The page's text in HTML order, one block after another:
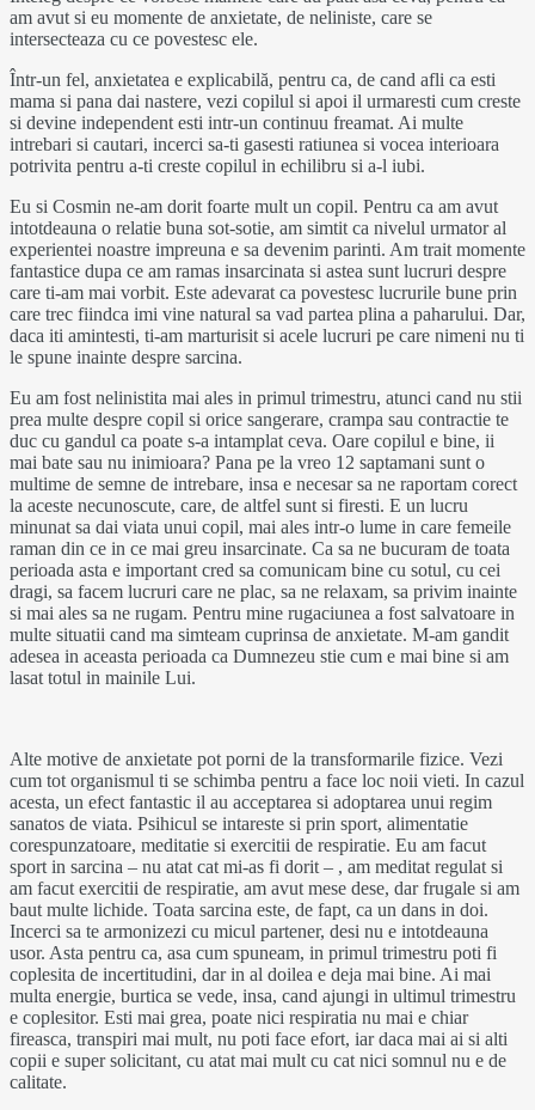
am avut si eu momente de anxietate, de neliniste, care se
intersecteaza cu ce povestesc ele.
Într-un fel, anxietatea e explicabilă, pentru ca, de cand afli ca esti
mama si pana dai nastere, vezi copilul si apoi il urmaresti cum creste
si devine independent esti intr-un continuu freamat. Ai multe
intrebari si cautari, incerci sa-ti gasesti ratiunea si vocea interioara
potrivita pentru a-ti creste copilul in echilibru si a-l iubi.
Eu si Cosmin ne-am dorit foarte mult un copil. Pentru ca am avut
intotdeauna o relatie buna sot-sotie, am simtit ca nivelul urmator al
experientei noastre impreuna e sa devenim parinti. Am trait momente
fantastice dupa ce am ramas insarcinata si astea sunt lucruri despre
care ti-am mai vorbit. Este adevarat ca povestesc lucrurile bune prin
care trec fiindca imi vine natural sa vad partea plina a paharului. Dar,
daca iti amintesti, ti-am marturisit si acele lucruri pe care nimeni nu ti
le spune inainte despre sarcina.
Eu am fost nelinistita mai ales in primul trimestru, atunci cand nu stii
prea multe despre copil si orice sangerare, crampa sau contractie te
duc cu gandul ca poate s-a intamplat ceva. Oare copilul e bine, ii
mai bate sau nu inimioara? Pana pe la vreo 12 saptamani sunt o
multime de semne de intrebare, insa e necesar sa ne raportam corect
la aceste necunoscute, care, de altfel sunt si firesti. E un lucru
minunat sa dai viata unui copil, mai ales intr-o lume in care femeile
raman din ce in ce mai greu insarcinate. Ca sa ne bucuram de toata
perioada asta e important cred sa comunicam bine cu sotul, cu cei
dragi, sa facem lucruri care ne plac, sa ne relaxam, sa privim inainte
si mai ales sa ne rugam. Pentru mine rugaciunea a fost salvatoare in
multe situatii cand ma simteam cuprinsa de anxietate. M-am gandit
adesea in aceasta perioada ca Dumnezeu stie cum e mai bine si am
lasat totul in mainile Lui.
Alte motive de anxietate pot porni de la transformarile fizice. Vezi
cum tot organismul ti se schimba pentru a face loc noii vieti. In cazul
acesta, un efect fantastic il au acceptarea si adoptarea unui regim
sanatos de viata. Psihicul se intareste si prin sport, alimentatie
corespunzatoare, meditatie si exercitii de respiratie. Eu am facut
sport in sarcina – nu atat cat mi-as fi dorit – , am meditat regulat si
am facut exercitii de respiratie, am avut mese dese, dar frugale si am
baut multe lichide. Toata sarcina este, de fapt, ca un dans in doi.
Incerci sa te armonizezi cu micul partener, desi nu e intotdeauna
usor. Asta pentru ca, asa cum spuneam, in primul trimestru poti fi
coplesita de incertitudini, dar in al doilea e deja mai bine. Ai mai
multa energie, burtica se vede, insa, cand ajungi in ultimul trimestru
e coplesitor. Esti mai grea, poate nici respiratia nu mai e chiar
fireasca, transpiri mai mult, nu poti face efort, iar daca mai ai si alti
copii e super solicitant, cu atat mai mult cu cat nici somnul nu e de
calitate.